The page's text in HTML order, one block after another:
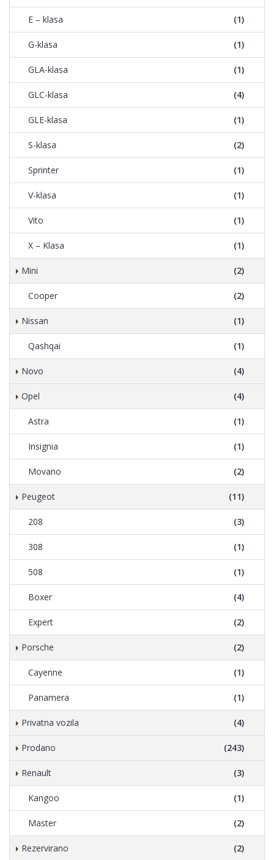
E – klasa (1)
G-klasa (1)
GLA-klasa (1)
GLC-klasa (4)
GLE-klasa (1)
S-klasa (2)
Sprinter (1)
V-klasa (1)
Vito (1)
X – Klasa (1)
Mini (2)
Cooper (2)
Nissan (1)
Qashqai (1)
Novo (4)
Opel (4)
Astra (1)
Insignia (1)
Movano (2)
Peugeot (11)
208 (3)
308 (1)
508 (1)
Boxer (4)
Expert (2)
Porsche (2)
Cayenne (1)
Panamera (1)
Privatna vozila (4)
Prodano (243)
Renault (3)
Kangoo (1)
Master (2)
Rezervirano (2)